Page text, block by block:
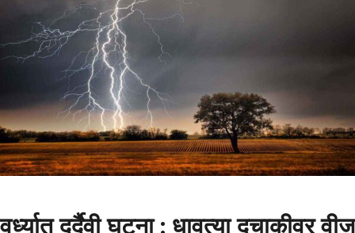
वर्ध्यात दुर्दैवी घटना : धावत्या दुचाकीवर वीज